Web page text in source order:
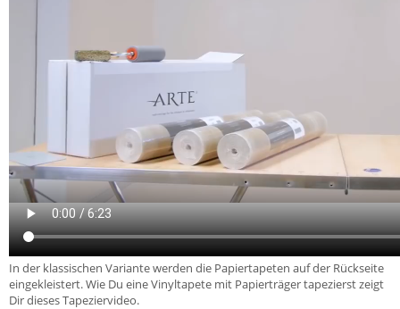
In der klassischen Variante werden die Papiertapeten auf der Rückseite
eingekleistert. Wie Du eine Vinyltapete mit Papierträger tapezierst zeigt
Dir dieses Tapeziervideo.